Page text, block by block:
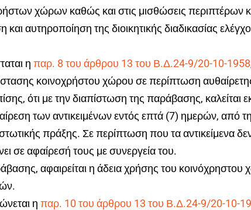
χώρων καθώς και στις μισθώσεις περιπτέρων
και αυτηροποίηση της διοικητικής διαδικασίας
η παρ. 8 του άρθρου 13 του Β.Δ.24-9/20-10-1958
κοινοχρήστου χώρου σε περίπτωση
ότι με την διαπίστωση της παράβασης, καλείται
των αντικειμένων εντός επτά (7) ημερών, από
πράξης. Σε περίπτωση που τα αντικείμενα
σε αφαίρεσή τους με συνεργεία του.
αφαιρείται η άδεια χρήσης του κοινόχρηστου
η παρ. 10 του άρθρου 13 του Β.Δ.24-9/20-10-